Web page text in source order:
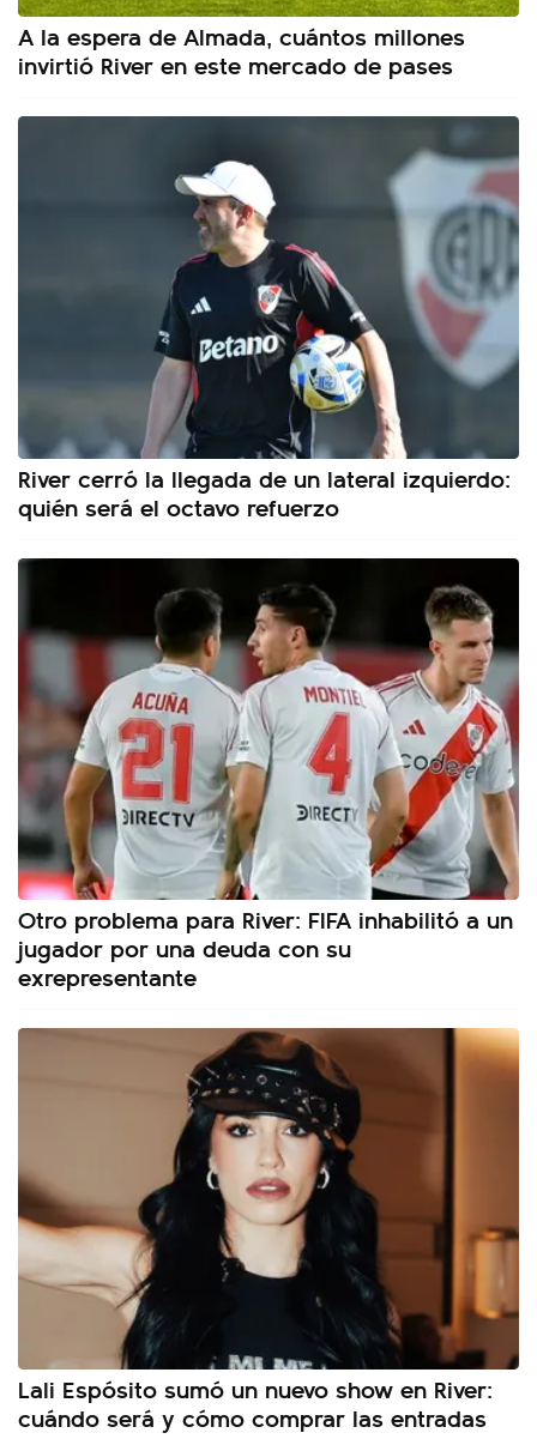
A la espera de Almada, cuántos millones
invirtió River en este mercado de pases
River cerró la llegada de un lateral izquierdo:
quién será el octavo refuerzo
Otro problema para River: FIFA inhabilitó a un
jugador por una deuda con su
exrepresentante
Lali Espósito sumó un nuevo show en River:
cuándo será y cómo comprar las entradas